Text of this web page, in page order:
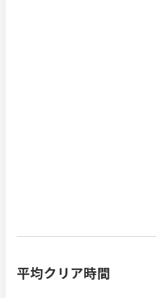
平均クリア時間